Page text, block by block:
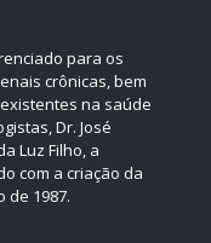
para os
crônicas, bem
na saúde
Dr. José
Luz Filho, a
com a criação da
de 1987.